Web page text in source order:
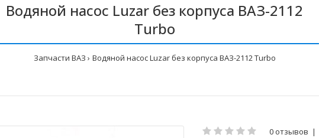
Водяной насос Luzar без корпуса ВАЗ-2112
Turbo
Запчасти ВАЗ Водяной насос Luzar без корпуса ВАЗ-2112 Turbo
0 отзывов |